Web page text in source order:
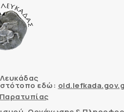
εδώ: